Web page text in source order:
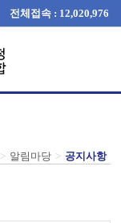
전체접속 : 12,020,976
> 알림마당 > 공지사항